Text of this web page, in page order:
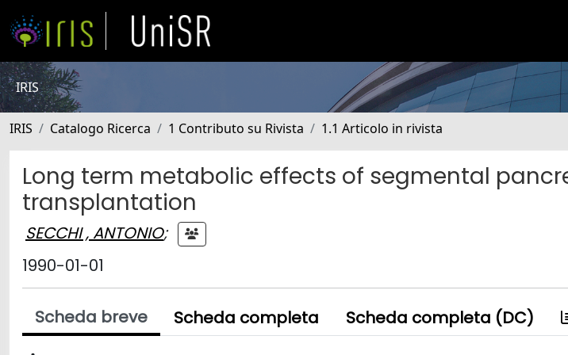
IRIS
IRIS Catalogo Ricerca 1 Contributo su Rivista 1.1 Articolo in rivista
Long term metabolic effects of segmental
transplantation
SECCHI , ANTONIO;
1990-01-01
Scheda breve Scheda completa Scheda completa (DC)